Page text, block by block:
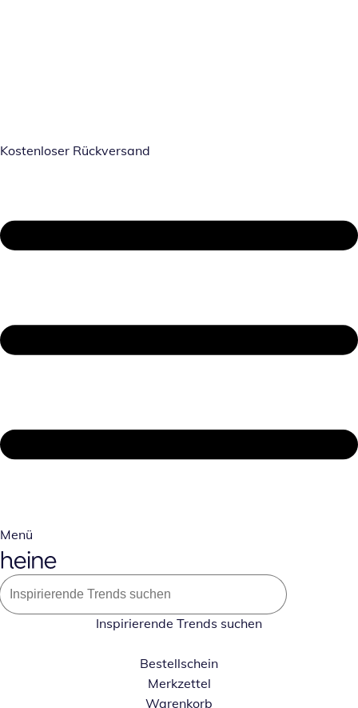
Kostenloser Rückversand
Menü
Inspirierende Trends suchen
Bestellschein
Merkzettel
Warenkorb